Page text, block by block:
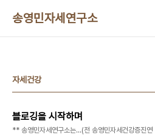
송영민자세연구소
자세건강
블로깅을 시작하며
** 송영민자세연구소는...(전 송영민자세건강증진연